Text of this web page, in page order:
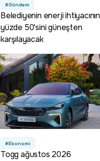
#Gündem
Belediyenin enerji ihtiyacının
yüzde 50'sini güneşten
karşılayacak
#Ekonomi
Togg ağustos 2026